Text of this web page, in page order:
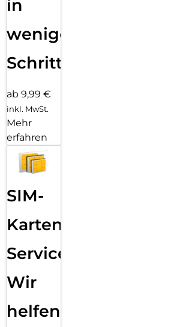
in
wenigen
Schritten
ab 9,99 €
inkl. MwSt.
Mehr
erfahren
SIM-
Karten
Service:
Wir
helfen